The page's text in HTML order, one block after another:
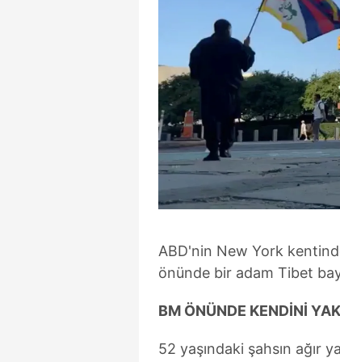
ABD'nin New York
önünde bir adam Tibet
BM ÖNÜNDE KENDİNİ
52 yaşındaki şahsın ağır